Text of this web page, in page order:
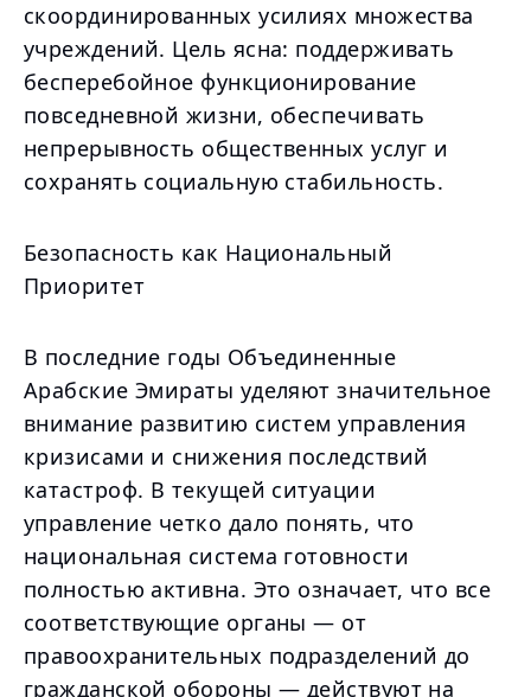
скоординированных усилиях множества
учреждений. Цель ясна: поддерживать
бесперебойное функционирование
повседневной жизни, обеспечивать
непрерывность общественных услуг и
сохранять социальную стабильность.
Безопасность как Национальный
Приоритет
В последние годы Объединенные
Арабские Эмираты уделяют значительное
внимание развитию систем управления
кризисами и снижения последствий
катастроф. В текущей ситуации
управление четко дало понять, что
национальная система готовности
полностью активна. Это означает, что все
соответствующие органы — от
правоохранительных подразделений до
гражданской обороны — действуют на